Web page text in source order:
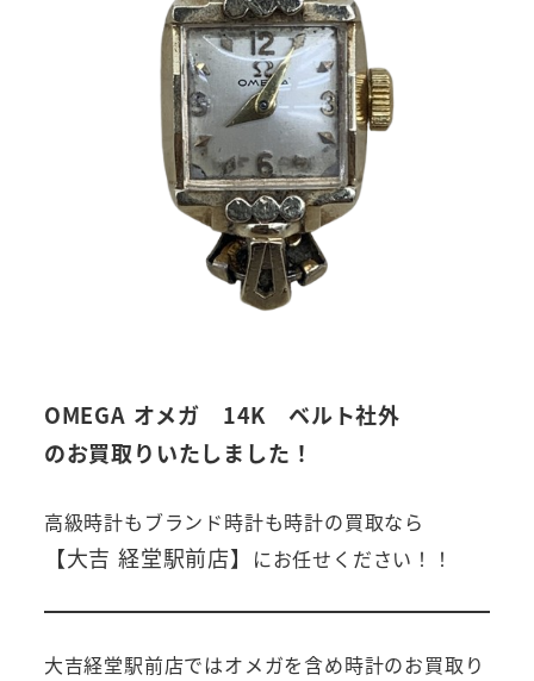
OMEGA オメガ 14K ベルト社外
のお買取りいたしました！
高級時計もブランド時計も時計の買取なら
【大吉 経堂駅前店】 にお任せください！！
大吉経堂駅前店ではオメガを含め時計のお買取り